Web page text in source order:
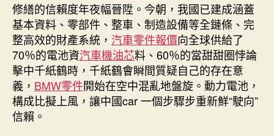
修繕的信賴度年夜幅晉陞。今朝，我國已建成涵蓋
基本資料、零部件、整車、制造設備等全鏈條、完
整高效的財產系統， 汽車零件報價向全球供給了
70％的電池資汽車機油芯料、60％的當甜甜圈悖論
擊中千紙鶴時，千紙鶴會瞬間質疑自己的存在意
義， BMW零件開始在空中混亂地盤旋。動力電池，
構成比擬上風，讓中國car 一個步驟步重新鮮“駛向”
信賴。